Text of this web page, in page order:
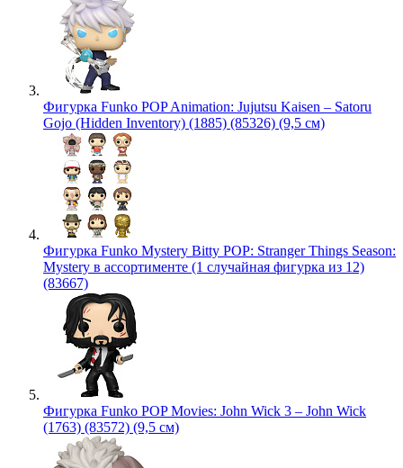
Фигурка Funko POP Animation: Jujutsu Kaisen – Satoru
Gojo (Hidden Inventory) (1885) (85326) (9,5 см)
Фигурка Funko Mystery Bitty POP: Stranger Things Season:
Mystery в ассортименте (1 случайная фигурка из 12)
(83667)
Фигурка Funko POP Movies: John Wick 3 – John Wick
(1763) (83572) (9,5 см)